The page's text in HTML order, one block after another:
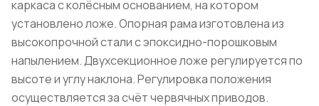
каркаса с колёсным основанием, на котором
установлено ложе. Опорная рама изготовлена из
высокопрочной стали с эпоксидно-порошковым
напылением. Двухсекционное ложе регулируется по
высоте и углу наклона. Регулировка положения
осуществляется за счёт червячных приводов.